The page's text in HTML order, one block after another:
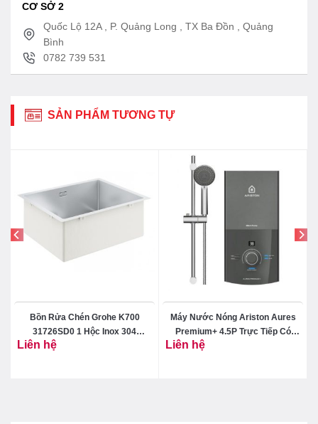
CƠ SỞ 2
Quốc Lộ 12A , P. Quảng Long , TX Ba Đồn , Quảng
Bình
0782 739 531
SẢN PHẨM TƯƠNG TỰ
Bồn Rửa Chén Grohe K700
31726SD0 1 Hộc Inox 304
Liên hệ
Máy Nước Nóng Ariston Aures
Premium+ 4.5P Trực Tiếp Có
Liên hệ